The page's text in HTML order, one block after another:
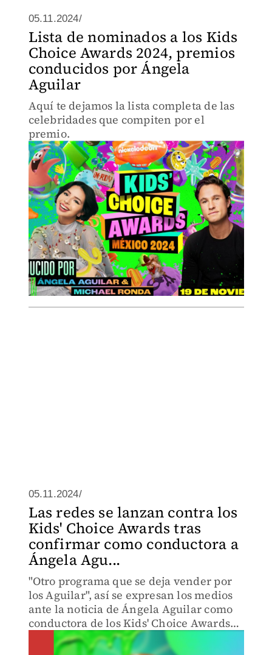
05.11.2024/
Lista de nominados a los Kids
Choice Awards 2024, premios
conducidos por Ángela
Aguilar
Aquí te dejamos la lista completa de las
celebridades que compiten por el
premio.
05.11.2024/
Las redes se lanzan contra los
Kids' Choice Awards tras
confirmar como conductora a
Ángela Agu...
"Otro programa que se deja vender por
los Aguilar", así se expresan los medios
ante la noticia de Ángela Aguilar como
conductora de los Kids' Choice Awards
México 2024.